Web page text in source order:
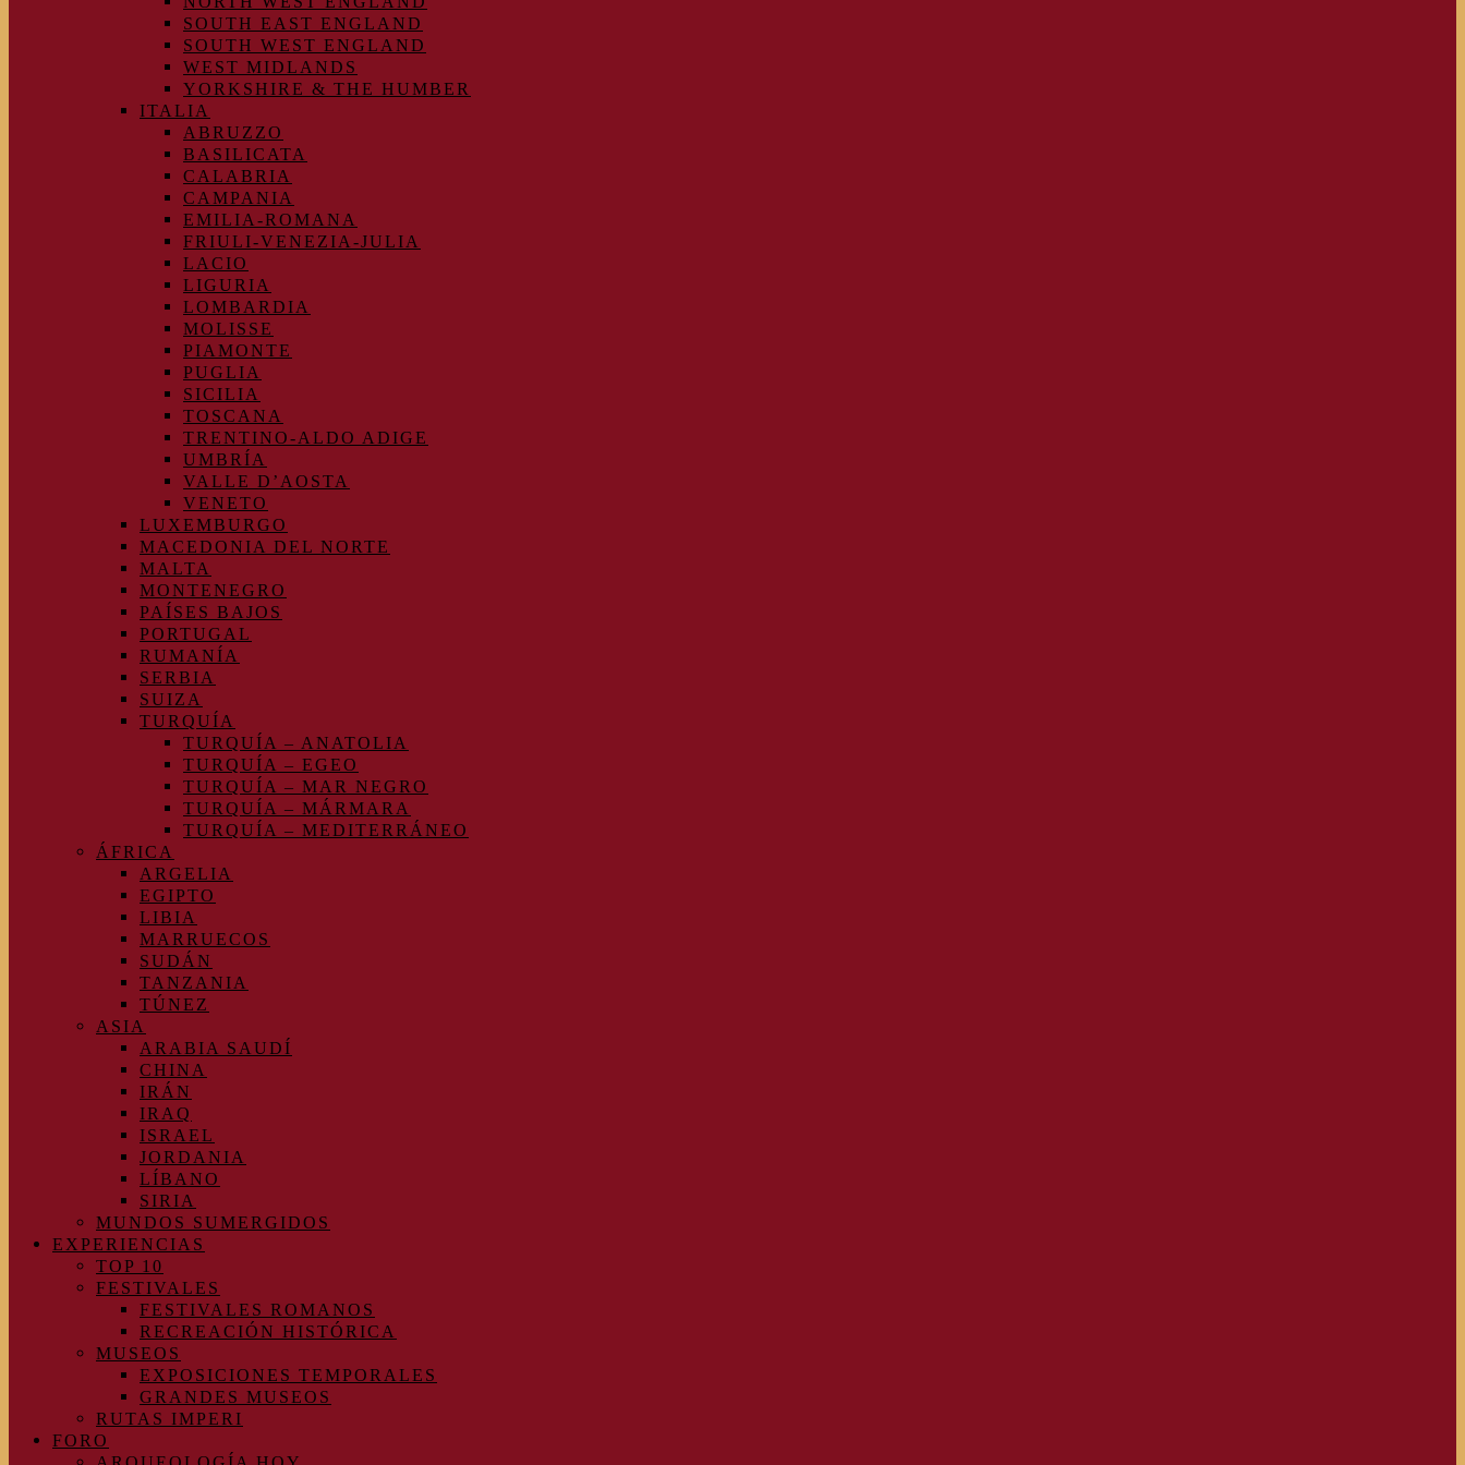
SOUTH EAST ENGLAND
SOUTH WEST ENGLAND
WEST MIDLANDS
YORKSHIRE & THE HUMBER
ITALIA
ABRUZZO
BASILICATA
CALABRIA
CAMPANIA
EMILIA-ROMANA
FRIULI-VENEZIA-JULIA
LACIO
LIGURIA
LOMBARDIA
MOLISSE
PIAMONTE
PUGLIA
SICILIA
TOSCANA
TRENTINO-ALDO ADIGE
UMBRÍA
VALLE D’AOSTA
VENETO
LUXEMBURGO
MACEDONIA DEL NORTE
MALTA
MONTENEGRO
PAÍSES BAJOS
PORTUGAL
RUMANÍA
SERBIA
SUIZA
TURQUÍA
TURQUÍA – ANATOLIA
TURQUÍA – EGEO
TURQUÍA – MAR NEGRO
TURQUÍA – MÁRMARA
TURQUÍA – MEDITERRÁNEO
ÁFRICA
ARGELIA
EGIPTO
LIBIA
MARRUECOS
SUDÁN
TANZANIA
TÚNEZ
ASIA
ARABIA SAUDÍ
CHINA
IRÁN
IRAQ
ISRAEL
JORDANIA
LÍBANO
SIRIA
MUNDOS SUMERGIDOS
EXPERIENCIAS
TOP 10
FESTIVALES
FESTIVALES ROMANOS
RECREACIÓN HISTÓRICA
MUSEOS
EXPOSICIONES TEMPORALES
GRANDES MUSEOS
RUTAS IMPERI
FORO